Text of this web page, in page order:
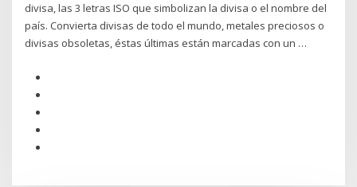
divisa, las 3 letras ISO que simbolizan la divisa o el nombre del
país. Convierta divisas de todo el mundo, metales preciosos o
divisas obsoletas, éstas últimas están marcadas con un …